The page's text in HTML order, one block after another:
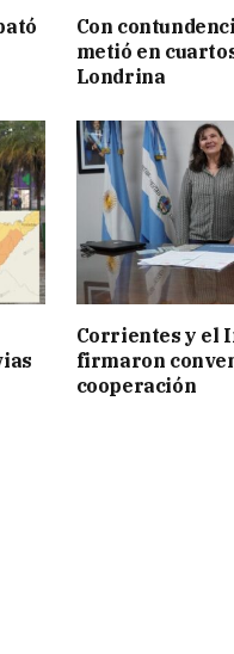
Con
metió en
Londrina
Corrientes y el
firmaron
cooperación